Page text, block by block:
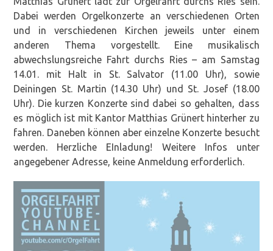
Dabei werden Orgelkonzerte an verschiedenen Orten
und in verschiedenen Kirchen jeweils unter einem
anderen Thema vorgestellt. Eine musikalisch
abwechslungsreiche Fahrt durchs Ries – am Samstag
14.01. mit Halt in St. Salvator (11.00 Uhr), sowie
Deiningen St. Martin (14.30 Uhr) und St. Josef (18.00
Uhr). Die kurzen Konzerte sind dabei so gehalten, dass
es möglich ist mit Kantor Matthias Grünert hinterher zu
fahren. Daneben können aber einzelne Konzerte besucht
werden. Herzliche EInladung! Weitere Infos unter
angegebener Adresse, keine Anmeldung erforderlich.